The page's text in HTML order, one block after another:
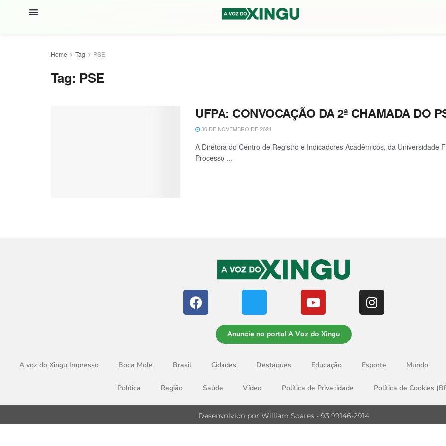
Home Tag PSE
Tag: PSE
UFPA: CONVOCAÇÃO DA 2ª CHAMADA DO
30 DE NOVEMBRO DE 2021
A Diretora do Centro de Registro e Indicadores Acadêmicos, da Universidade
Processo ...
Anuncie no portal A Voz do Xingu
A voz do Xingu Impresso Boca Mole Brasil Cidades Destaques Educação Esporte Mundo
Política Região Saúde Vídeo Política de Privacidade Política de Cookies
Desenvolvido por William Soares - 93 99146-2914